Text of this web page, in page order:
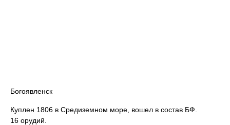
Богоявленск
Куплен 1806 в Средиземном море, вошел в состав БФ.
16 орудий.